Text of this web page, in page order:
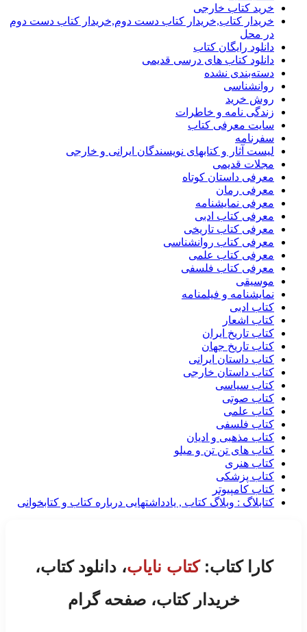
خرید کتاب خارجی
خریدار کتاب,خریدار کتاب دست دوم,خریدار کتاب دست دوم
در محل
دانلود رایگان کتاب
دانلود کتاب های درسی قدیمی
دسته‌بندی نشده
روانشناسی
روش خرید
زندگی نامه و خاطرات
سایت معرفی کتاب
سفرنامه
لیست آثار و کتابهای نویسندگان ایرانی و خارجی
مجلات قدیمی
معرفی داستان کوتاه
معرفی رمان
معرفی نمایشنامه
معرفی کتاب ادبی
معرفی کتاب تاریخی
معرفی کتاب روانشناسی
معرفی کتاب علمی
معرفی کتاب فلسفی
موسیقی
نمایشنامه و فیلمنامه
کتاب ادبی
کتاب اشعار
کتاب تاریخ ایران
کتاب تاریخ جهان
کتاب داستان ایرانی
کتاب داستان خارجی
کتاب سیاسی
کتاب صوتی
کتاب علمی
کتاب فلسفی
کتاب مذهبی و ادیان
کتاب های تن تن و میلو
کتاب هنری
کتاب پزشکی
کتاب کامپیوتر
کتابلاگ : وبلاگ کتاب , یادداشتهایی درباره کتاب و کتابخوانی
کارا کتاب:کتاب نایاب، دانلود کتاب،
خریدار کتاب، صفحه گرام